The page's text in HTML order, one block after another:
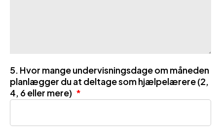
5. Hvor mange undervisningsdage om måneden
planlægger du at deltage som hjælpelærere (2,
4, 6 eller mere) *